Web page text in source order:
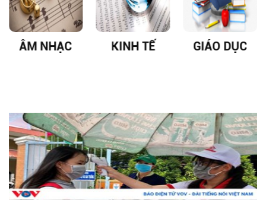
ÂM NHẠC KINH TẾ GIÁO DỤC